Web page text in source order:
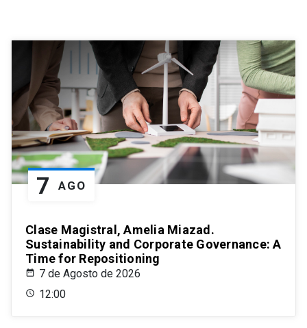
7 AGO
Clase Magistral, Amelia Miazad.
Sustainability and Corporate Governance: A
Time for Repositioning
7 de Agosto de 2026
12:00